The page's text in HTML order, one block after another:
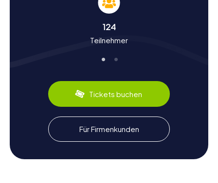
Die myCityHunt Schnitzeljagden in Brüggen sind nicht nur
Brüggen wurde erstmals 897 urkundlich erwähnt und hat
eine bewegte Geschichte hinter sich. Wusstet ihr, dass
Herzogtums Jülich war? Oder dass die Stadt während der
umkämpft war? Bei unseren Schnitzeljagden erfahrt ihr
solche und viele weitere interessante Fakten. Auch die
kulturellen Besonderheiten kommen nicht zu kurz:
Probiert lokale Spezialitäten wie den „Brüggener
Apfelkuchen“ und taucht ein in die kulinarische Vielfalt der
Nach der Schnitzeljagd in Brüggen die
Umgebung erkunden
124
Teilnehmer
Tickets buchen
Für Firmenkunden